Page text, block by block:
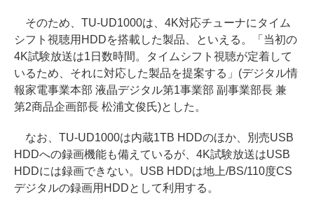
そのため、TU-UD1000は、4K対応チューナにタイム
シフト視聴用HDDを搭載した製品、といえる。「当初の
4K試験放送は1日数時間。タイムシフト視聴が定着して
いるため、それに対応した製品を提案する」(デジタル情
報家電事業本部 液晶デジタル第1事業部 副事業部長 兼
第2商品企画部長 松浦文俊氏)とした。
なお、TU-UD1000は内蔵1TB HDDのほか、別売USB
HDDへの録画機能も備えているが、4K試験放送はUSB
HDDには録画できない。USB HDDは地上/BS/110度CS
デジタルの録画用HDDとして利用する。